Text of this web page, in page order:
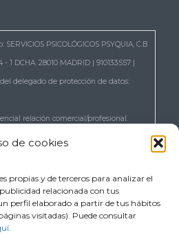
de cookies
propias y de terceros para analizar el
relacionada con tus
perfil elaborado a partir de tus hábitos
visitadas). Puede consultar
PSICOLÓGICOS PSYQUIA, C.B
- 1 DCHA. 28010 MADRID | 910133557 |
del delegado de protección de datos:
relación comercial/profesional.
supresión, portabilidad,
automatizado de sus datos, cuando